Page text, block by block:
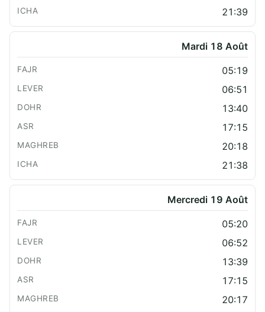
21:39
Mardi 18 Août
05:19
06:51
13:40
17:15
20:18
21:38
Mercredi 19 Août
05:20
06:52
13:39
17:15
20:17